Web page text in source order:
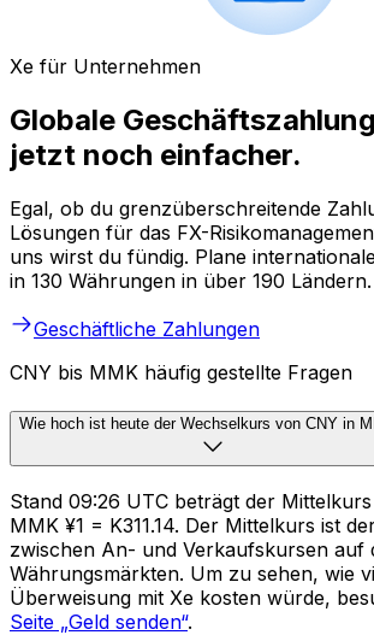
Xe für Unternehmen
Globale
jetzt noch einfacher.
Egal, ob du grenzüberschreitende
Lösungen für das FX-
uns wirst du fündig. Plane
in 130 Währungen in über 190 Ländern.
Geschäftliche Zahlungen
CNY bis MMK häufig gestellte Fragen
Wie hoch ist heute der Wechselkurs von CNY in
Stand 09:26 UTC beträgt der
MMK ¥1 = K311.14. Der Mittelkurs ist
zwischen An- und Verkaufskursen auf
Währungsmärkten. Um zu sehen, wie
Überweisung mit Xe kosten würde,
Seite „Geld senden“.